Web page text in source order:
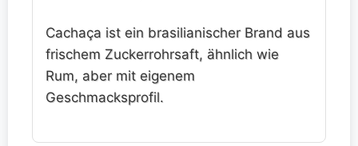
Cachaça ist ein brasilianischer Brand aus
frischem Zuckerrohrsaft, ähnlich wie
Rum, aber mit eigenem
Geschmacksprofil.